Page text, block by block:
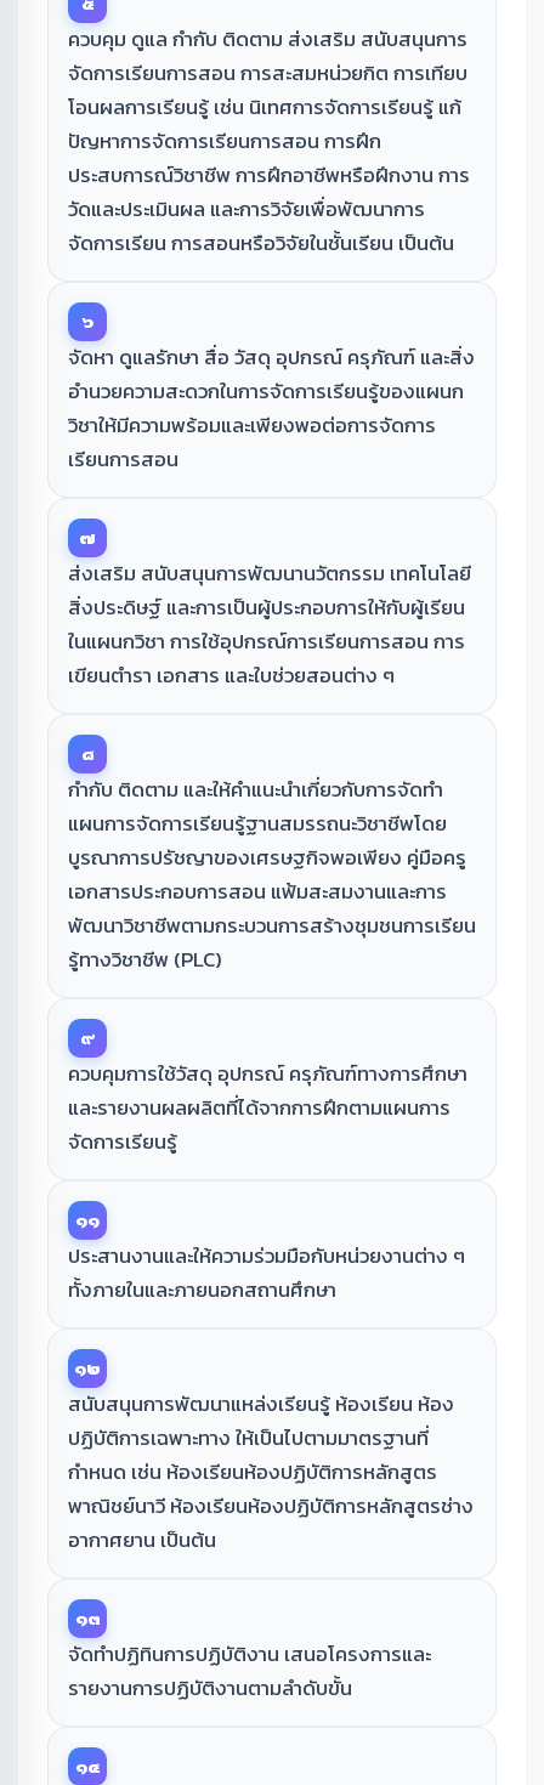
ควบคุม ดูแล กำกับ ติดตาม ส่งเสริม สนับสนุนการ
จัดการเรียนการสอน การสะสมหน่วยกิต การเทียบ
โอนผลการเรียนรู้ เช่น นิเทศการจัดการเรียนรู้ แก้
ปัญหาการจัดการเรียนการสอน การฝึก
ประสบการณ์วิชาชีพ การฝึกอาชีพหรือฝึกงาน การ
วัดและประเมินผล และการวิจัยเพื่อพัฒนาการ
จัดการเรียน การสอนหรือวิจัยในชั้นเรียน เป็นต้น
๖
จัดหา ดูแลรักษา สื่อ วัสดุ อุปกรณ์ ครุภัณฑ์ และสิ่ง
อำนวยความสะดวกในการจัดการเรียนรู้ของแผนก
วิชาให้มีความพร้อมและเพียงพอต่อการจัดการ
เรียนการสอน
๗
ส่งเสริม สนับสนุนการพัฒนานวัตกรรม เทคโนโลยี
สิ่งประดิษฐ์ และการเป็นผู้ประกอบการให้กับผู้เรียน
ในแผนกวิชา การใช้อุปกรณ์การเรียนการสอน การ
เขียนตำรา เอกสาร และใบช่วยสอนต่าง ๆ
๘
กำกับ ติดตาม และให้คำแนะนำเกี่ยวกับการจัดทำ
แผนการจัดการเรียนรู้ฐานสมรรถนะวิชาชีพโดย
บูรณาการปรัชญาของเศรษฐกิจพอเพียง คู่มือครู
เอกสารประกอบการสอน แฟ้มสะสมงานและการ
พัฒนาวิชาชีพตามกระบวนการสร้างชุมชนการเรียน
รู้ทางวิชาชีพ (PLC)
๙
ควบคุมการใช้วัสดุ อุปกรณ์ ครุภัณฑ์ทางการศึกษา
และรายงานผลผลิตที่ได้จากการฝึกตามแผนการ
จัดการเรียนรู้
๑๑
ประสานงานและให้ความร่วมมือกับหน่วยงานต่าง ๆ
ทั้งภายในและภายนอกสถานศึกษา
๑๒
สนับสนุนการพัฒนาแหล่งเรียนรู้ ห้องเรียน ห้อง
ปฏิบัติการเฉพาะทาง ให้เป็นไปตามมาตรฐานที่
กำหนด เช่น ห้องเรียนห้องปฏิบัติการหลักสูตร
พาณิชย์นาวี ห้องเรียนห้องปฏิบัติการหลักสูตรช่าง
อากาศยาน เป็นต้น
๑๓
จัดทำปฏิทินการปฏิบัติงาน เสนอโครงการและ
รายงานการปฏิบัติงานตามลำดับขั้น
๑๔